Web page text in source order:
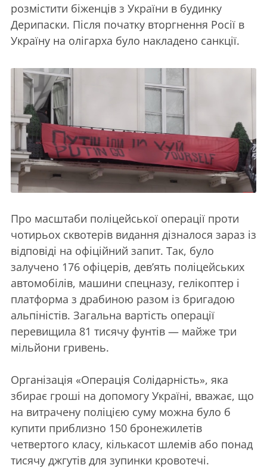
розмістити біженців з України в будинку
Дерипаски. Після початку вторгнення Росії в
Україну на олігарха було накладено санкції.
Про масштаби поліцейської операції проти
чотирьох сквотерів видання дізналося зараз із
відповіді на офіційний запит. Так, було
залучено 176 офіцерів, дев’ять поліцейських
автомобілів, машини спецназу, гелікоптер і
платформа з драбиною разом із бригадою
альпіністів. Загальна вартість операції
перевищила 81 тисячу фунтів — майже три
мільйони гривень.
Організація «Операція Солідарність», яка
збирає гроші на допомогу Україні, вважає, що
на витрачену поліцією суму можна було б
купити приблизно 150 бронежилетів
четвертого класу, кількасот шлемів або понад
тисячу джгутів для зупинки кровотечі.